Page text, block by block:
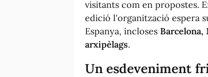
visitants com en propostes.
edició l'organització espera
Espanya, incloses Barcelona,
arxipèlags.
Un esdeveniment